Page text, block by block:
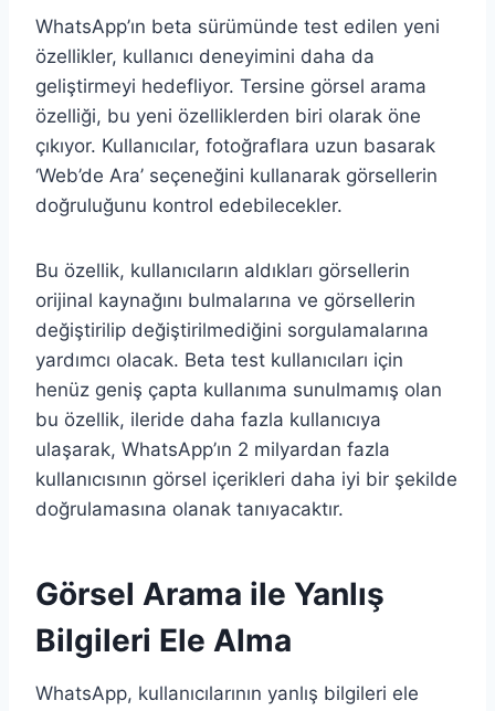
WhatsApp’ın beta sürümünde test edilen yeni
özellikler, kullanıcı deneyimini daha da
geliştirmeyi hedefliyor. Tersine görsel arama
özelliği, bu yeni özelliklerden biri olarak öne
çıkıyor. Kullanıcılar, fotoğraflara uzun basarak
‘Web’de Ara’ seçeneğini kullanarak görsellerin
doğruluğunu kontrol edebilecekler.
Bu özellik, kullanıcıların aldıkları görsellerin
orijinal kaynağını bulmalarına ve görsellerin
değiştirilip değiştirilmediğini sorgulamalarına
yardımcı olacak. Beta test kullanıcıları için
henüz geniş çapta kullanıma sunulmamış olan
bu özellik, ileride daha fazla kullanıcıya
ulaşarak, WhatsApp’ın 2 milyardan fazla
kullanıcısının görsel içerikleri daha iyi bir şekilde
doğrulamasına olanak tanıyacaktır.
Görsel Arama ile Yanlış
Bilgileri Ele Alma
WhatsApp, kullanıcılarının yanlış bilgileri ele